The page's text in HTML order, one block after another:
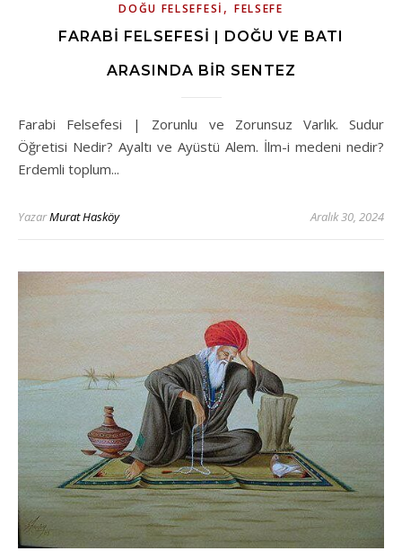
DOĞU FELSEFESI , FELSEFE
FARABI FELSEFESI | DOĞU VE BATI
ARASINDA BIR SENTEZ
Farabi Felsefesi | Zorunlu ve Zorunsuz Varlık. Sudur
Öğretisi Nedir? Ayaltı ve Ayüstü Alem. İlm-i medeni nedir?
Erdemli toplum...
YazarMurat Hasköy Aralık 30, 2024